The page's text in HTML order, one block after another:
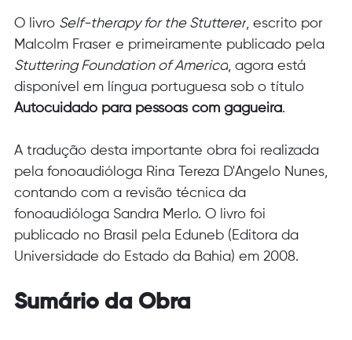
O livro Self-therapy for the Stutterer, escrito por
Malcolm Fraser e primeiramente publicado pela
Stuttering Foundation of America, agora está
disponível em língua portuguesa sob o título
Autocuidado para pessoas com gagueira.
A tradução desta importante obra foi realizada
pela fonoaudióloga Rina Tereza D'Angelo Nunes,
contando com a revisão técnica da
fonoaudióloga Sandra Merlo. O livro foi
publicado no Brasil pela Eduneb (Editora da
Universidade do Estado da Bahia) em 2008.
Sumário da Obra